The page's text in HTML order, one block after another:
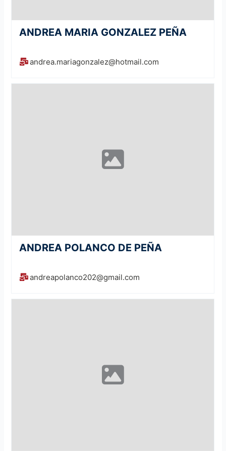
ANDREA MARIA GONZALEZ PEÑA
andrea.mariagonzalez@hotmail.com
ANDREA POLANCO DE PEÑA
andreapolanco202@gmail.com